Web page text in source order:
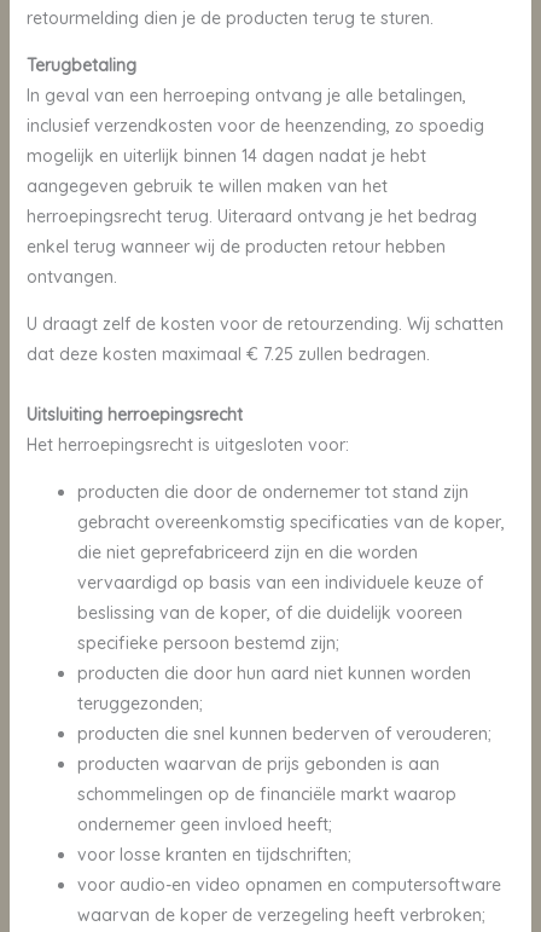
retourmelding dien je de producten terug te sturen.
Terugbetaling
In geval van een herroeping ontvang je alle betalingen,
inclusief verzendkosten voor de heenzending, zo spoedig
mogelijk en uiterlijk binnen 14 dagen nadat je hebt
aangegeven gebruik te willen maken van het
herroepingsrecht terug. Uiteraard ontvang je het bedrag
enkel terug wanneer wij de producten retour hebben
ontvangen.
U draagt zelf de kosten voor de retourzending. Wij schatten
dat deze kosten maximaal € 7.25 zullen bedragen.
Uitsluiting herroepingsrecht
Het herroepingsrecht is uitgesloten voor:
producten die door de ondernemer tot stand zijn
gebracht overeenkomstig specificaties van de koper,
die niet geprefabriceerd zijn en die worden
vervaardigd op basis van een individuele keuze of
beslissing van de koper, of die duidelijk vooreen
specifieke persoon bestemd zijn;
producten die door hun aard niet kunnen worden
teruggezonden;
producten die snel kunnen bederven of verouderen;
producten waarvan de prijs gebonden is aan
schommelingen op de financiële markt waarop
ondernemer geen invloed heeft;
voor losse kranten en tijdschriften;
voor audio-en video opnamen en computersoftware
waarvan de koper de verzegeling heeft verbroken;